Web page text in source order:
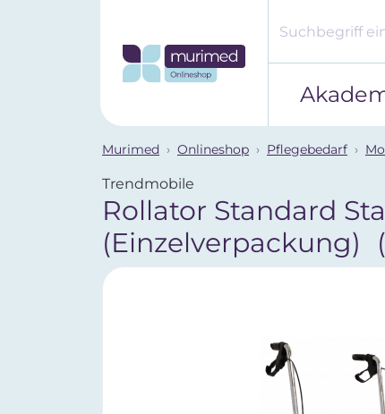
Murimed Onlineshop Pflegebedarf
Trendmobile
Rollator Standard
(Einzelverpackung)